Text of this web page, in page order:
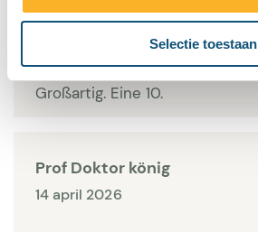
Selectie toestaan
kris lauryssen
Großartig. Eine 10.
Prof Doktor könig
14 april 2026